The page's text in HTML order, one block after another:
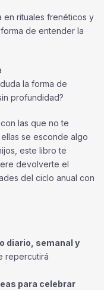
en rituales frenéticos y
de entender la
la forma de
profundidad?
las que no te
se esconde algo
este libro te
devolverte el
del ciclo anual con
diario, semanal y
repercutirá
para celebrar